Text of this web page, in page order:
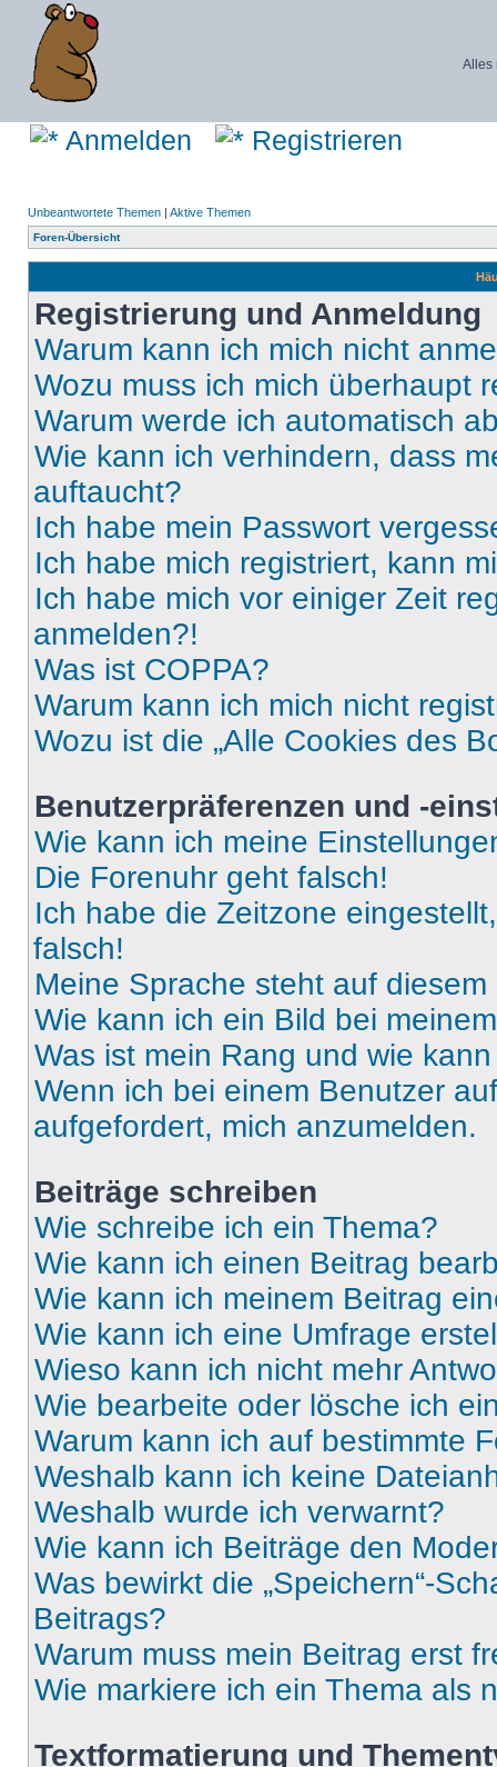
Alles
Anmelden Registrieren
Unbeantwortete Themen | Aktive Themen
Foren-Übersicht
Registrierung und Anmeldung
Warum kann ich mich nicht
Wozu muss ich mich überhaupt
Warum werde ich automatisch
Wie kann ich verhindern, dass
auftaucht?
Ich habe mein Passwort
Ich habe mich registriert, kann
Ich habe mich vor einiger Zeit
anmelden?!
Was ist COPPA?
Warum kann ich mich nicht
Wozu ist die „Alle Cookies des
Benutzerpräferenzen und -
Wie kann ich meine
Die Forenuhr geht falsch!
Ich habe die Zeitzone
falsch!
Meine Sprache steht auf
Wie kann ich ein Bild bei
Was ist mein Rang und wie
Wenn ich bei einem Benutzer
aufgefordert, mich anzumelden.
Beiträge schreiben
Wie schreibe ich ein Thema?
Wie kann ich einen Beitrag
Wie kann ich meinem Beitrag
Wie kann ich eine Umfrage
Wieso kann ich nicht mehr
Wie bearbeite oder lösche ich
Warum kann ich auf bestimmte
Weshalb kann ich keine
Weshalb wurde ich verwarnt?
Wie kann ich Beiträge den
Was bewirkt die „Speichern“-
Beitrags?
Warum muss mein Beitrag erst
Wie markiere ich ein Thema als
Textformatierung und